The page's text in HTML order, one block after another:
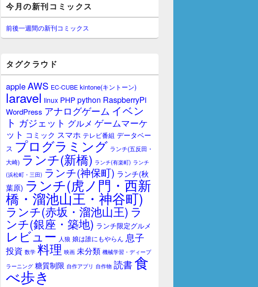
イ
ン
サ
イ
ー
ジ
ッ
ト
今月の新刊コミックス
前後一週間の新刊コミックス
タグクラウド
appleAWS EC-CUBE kintone(キントーン)
laravel linux PHPpython RaspberryPi
WordPress アナログゲーム イベン
ト ガジェット グルメ ゲームマーケ
ット コミック スマホ テレビ番組 データベー
ス プログラミング ランチ(五反田・
大崎) ランチ(新橋) ランチ(有楽町) ランチ
(浜松町・三田) ランチ(神保町) ランチ(秋
葉原) ランチ(虎ノ門・西新
橋・溜池山王・神谷町)
ランチ(赤坂・溜池山王) ラ
ンチ(銀座・築地) ランチ限定グルメ
レビュー 人狼 娘は誰にもやらん 息子
投資 数学 料理 映画 未分類 機械学習・ディープ
ラーニング 糖質制限 自作アプリ 自作物 読書食
べ歩き